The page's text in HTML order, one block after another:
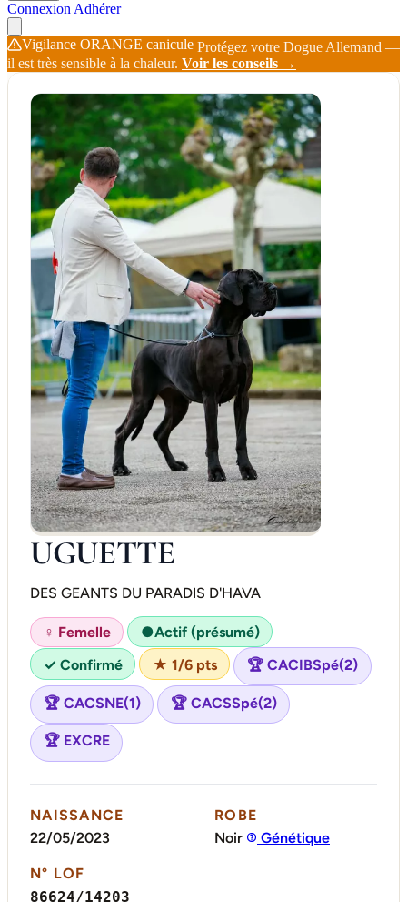
Connexion Adhérer
Vigilance ORANGE canicule Protégez votre Dogue Allemand —
il est très sensible à la chaleur. Voir les conseils →
UGUETTE
DES GEANTS DU PARADIS D'HAVA
♀ Femelle ●Actif (présumé)
✓ Confirmé
★ 1/6 pts 🏆 CACIBSpé(2)
🏆 CACSNE(1) 🏆 CACSSpé(2)
🏆 EXCRE
NAISSANCE
22/05/2023
ROBE
Noir
Génétique
N° LOF
86624/14203